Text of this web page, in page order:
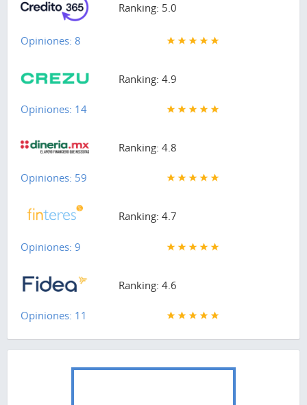
Ranking: 5.0
Opiniones: 8
Ranking: 4.9
Opiniones: 14
Ranking: 4.8
Opiniones: 59
Ranking: 4.7
Opiniones: 9
Ranking: 4.6
Opiniones: 11